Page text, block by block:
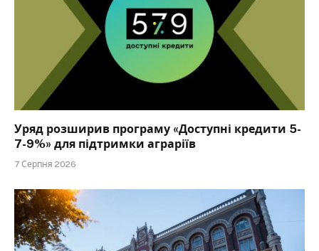
Уряд розширив програму «Доступні кредити 5-
7-9%» для підтримки аграріїв
7 Серпня 2026